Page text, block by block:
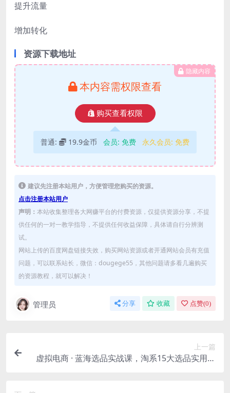
提升流量
增加转化
资源下载地址
隐藏内容
本内容需权限查看
购买查看权限
普通: 19.9金币 会员: 免费 永久会员: 免费
建议先注册本站用户，方便管理您购买的资源。
点击注册本站用户
声明： 本站收集整理各大网赚平台的付费资源，仅提供资源分享，不提
供任何的一对一教学指导，不提供任何收益保障，具体请自行分辨测
试。
网站上传的百度网盘链接失效，购买网站资源或者开通网站会员有充值
问题，可以联系站长，微信：dougege55，其他问题请多看几遍购买
的资源教程，就可以解决！
管理员 分享 收藏 点赞(0)
上一篇
虚拟电商 · 蓝海选品实战课，淘系15大选品实用方